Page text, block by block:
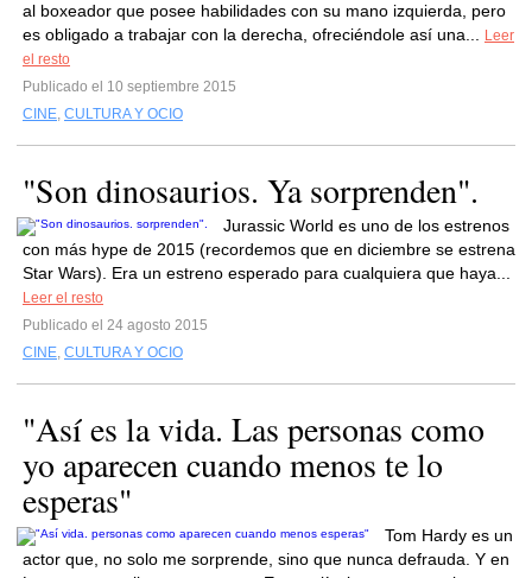
al boxeador que posee habilidades con su mano izquierda, pero
es obligado a trabajar con la derecha, ofreciéndole así una...
Leer
el resto
Publicado el 10 septiembre 2015
CINE, CULTURA Y OCIO
"Son dinosaurios. Ya sorprenden".
Jurassic World es uno de los estrenos
con más hype de 2015 (recordemos que en diciembre se estrena
Star Wars). Era un estreno esperado para cualquiera que haya...
Leer el resto
Publicado el 24 agosto 2015
CINE, CULTURA Y OCIO
"Así es la vida. Las personas como
yo aparecen cuando menos te lo
esperas"
Tom Hardy es un
actor que, no solo me sorprende, sino que nunca defrauda. Y en